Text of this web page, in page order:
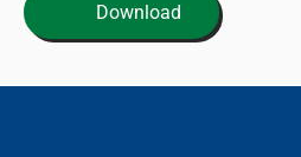
Download